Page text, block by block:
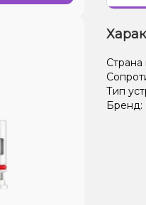
Страна
Тип
Бренд: